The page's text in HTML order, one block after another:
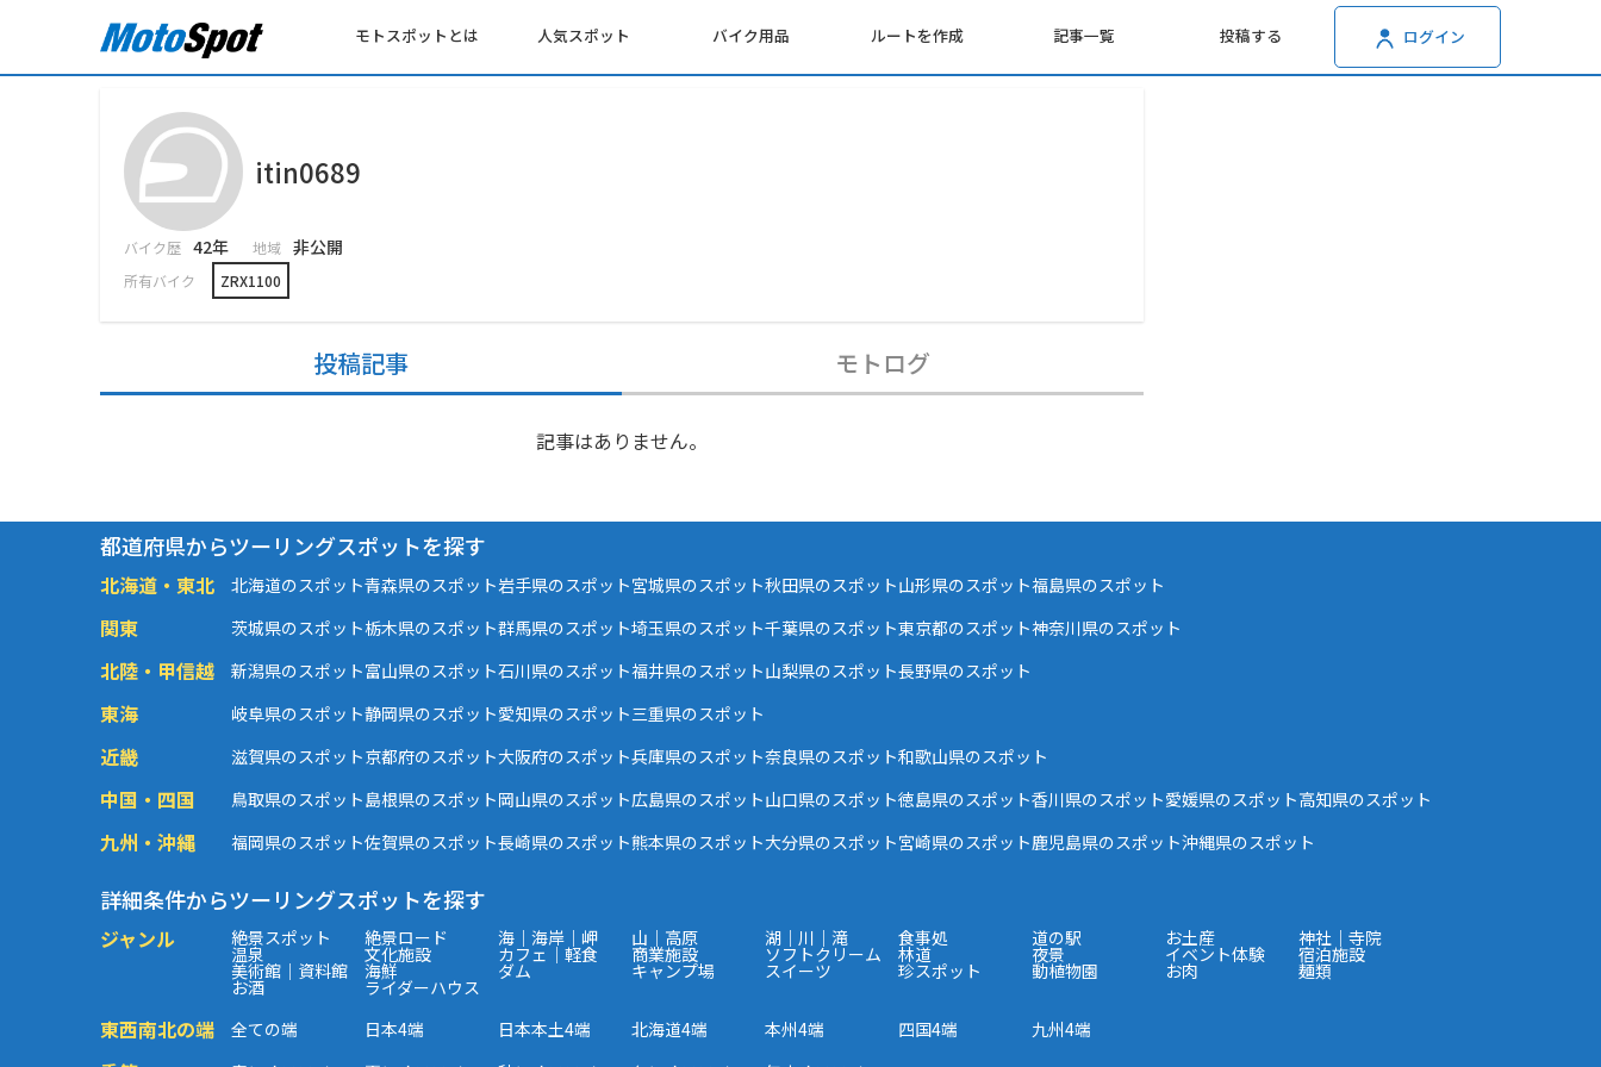
モトスポットとは 人気スポット バイク用品 ルートを作成 記事一覧 投稿する ログイン
itin0689
バイク歴 42年 地域 非公開
所有バイク ZRX1100
投稿記事 モトログ
記事はありません。
都道府県からツーリングスポットを探す
北海道・東北 北海道のスポット青森県のスポット岩手県のスポット宮城県のスポット秋田県のスポット山形県のスポット福島県のスポット
関東 茨城県のスポット栃木県のスポット群馬県のスポット埼玉県のスポット千葉県のスポット東京都のスポット神奈川県のスポット
北陸・甲信越 新潟県のスポット富山県のスポット石川県のスポット福井県のスポット山梨県のスポット長野県のスポット
東海 岐阜県のスポット静岡県のスポット愛知県のスポット三重県のスポット
近畿 滋賀県のスポット京都府のスポット大阪府のスポット兵庫県のスポット奈良県のスポット和歌山県のスポット
中国・四国 鳥取県のスポット島根県のスポット岡山県のスポット広島県のスポット山口県のスポット徳島県のスポット香川県のスポット愛媛県のスポット高知県のスポット
九州・沖縄 福岡県のスポット佐賀県のスポット長崎県のスポット熊本県のスポット大分県のスポット宮崎県のスポット鹿児島県のスポット沖縄県のスポット
詳細条件からツーリングスポットを探す
ジャンル 絶景スポット 絶景ロード 海｜海岸｜岬 山｜高原 湖｜川｜滝 食事処 道の駅 お土産 神社｜寺院
温泉 文化施設 カフェ｜軽食 商業施設 ソフトクリーム 林道 夜景 イベント体験 宿泊施設
美術館｜資料館 海鮮 ダム キャンプ場 スイーツ 珍スポット 動植物園 お肉 麺類
お酒 ライダーハウス
東西南北の端 全ての端 日本4端 日本本土4端 北海道4端 本州4端 四国4端 九州4端